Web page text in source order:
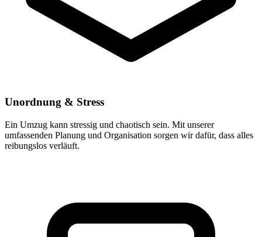
Unordnung & Stress
Ein Umzug kann stressig und chaotisch sein. Mit unserer
umfassenden Planung und Organisation sorgen wir dafür, dass alles
reibungslos verläuft.